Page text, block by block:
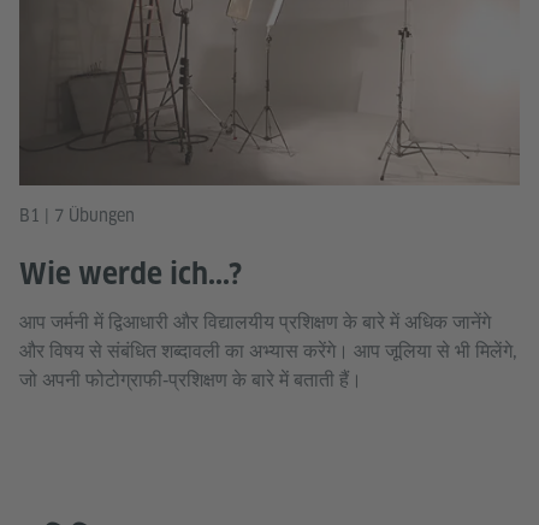
B1 | 7 Übungen
Wie werde ich...?
आप जर्मनी में द्विआधारी और विद्यालयीय प्रशिक्षण के बारे में अधिक जानेंगे
और विषय से संबंधित शब्दावली का अभ्यास करेंगे। आप जूलिया से भी मिलेंगे,
जो अपनी फोटोग्राफी‑प्रशिक्षण के बारे में बताती हैं।